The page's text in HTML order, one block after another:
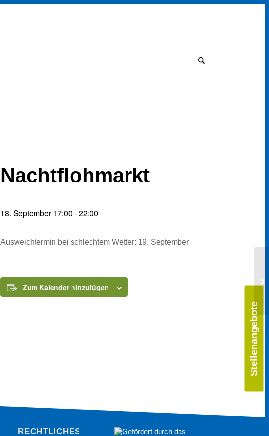
Stellenangebote
Nachtflohmarkt
18. September 17:00 -22:00
Ausweichtermin bei schlechtem Wetter: 19. September
Zum Kalender hinzufügen
RECHTLICHES